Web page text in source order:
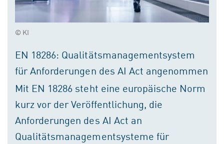
© KI
EN 18286: Qualitätsmanagementsystem
für Anforderungen des AI Act angenommen
Mit EN 18286 steht eine europäische Norm
kurz vor der Veröffentlichung, die
Anforderungen des AI Act an
Qualitätsmanagementsysteme für